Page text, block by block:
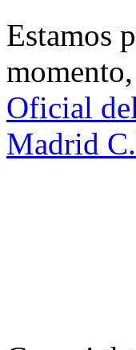
Estamos
Oficial
Madrid